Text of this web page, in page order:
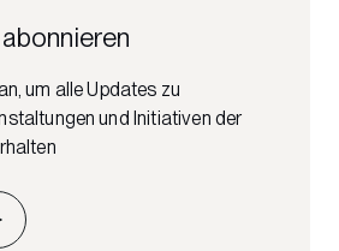
um alle Updates zu
und Initiativen der